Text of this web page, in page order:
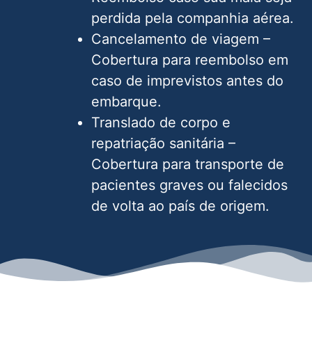
perdida pela companhia aérea.
Cancelamento de viagem –
Cobertura para reembolso em
caso de imprevistos antes do
embarque.
Translado de corpo e
repatriação sanitária –
Cobertura para transporte de
pacientes graves ou falecidos
de volta ao país de origem.